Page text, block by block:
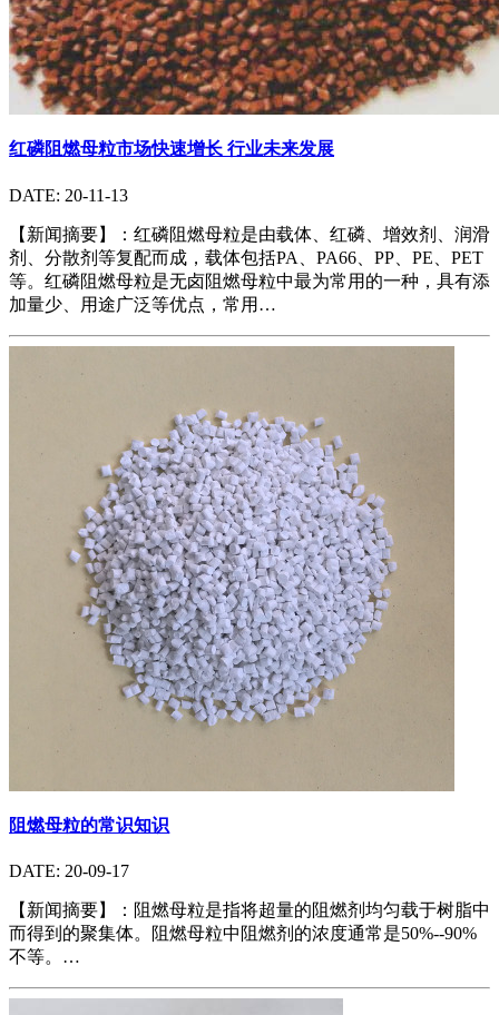
红磷阻燃母粒市场快速增长 行业未来发展
DATE: 20-11-13
【新闻摘要】：红磷阻燃母粒是由载体、红磷、增效剂、润滑
剂、分散剂等复配而成，载体包括PA、PA66、PP、PE、PET
等。红磷阻燃母粒是无卤阻燃母粒中最为常用的一种，具有添
加量少、用途广泛等优点，常用…
阻燃母粒的常识知识
DATE: 20-09-17
【新闻摘要】：阻燃母粒是指将超量的阻燃剂均匀载于树脂中
而得到的聚集体。阻燃母粒中阻燃剂的浓度通常是50%--90%
不等。…